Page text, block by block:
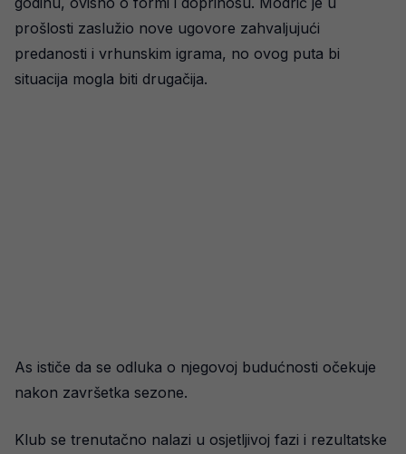
prošlosti zaslužio nove ugovore zahvaljujući
predanosti i vrhunskim igrama, no ovog puta bi
situacija mogla biti drugačija.
As ističe da se odluka o njegovoj budućnosti očekuje
nakon završetka sezone.
Klub se trenutačno nalazi u osjetljivoj fazi i rezultatske